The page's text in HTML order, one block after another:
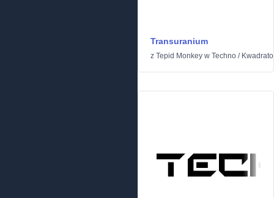
Transuranium
z Tepid Monkey w Techno /